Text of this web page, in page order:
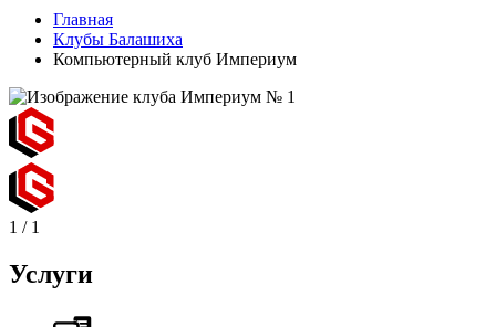
Главная
Клубы Балашиха
Компьютерный клуб Империум
1 / 1
Услуги